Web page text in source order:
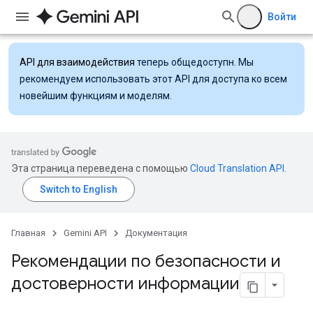
Войти
API для взаимодействия теперь общедоступн. Мы
рекомендуем использовать этот API для доступа ко всем
новейшим функциям и моделям.
Эта страница переведена с помощью Cloud Translation API
Главная Gemini API Документация
Рекомендации по безопасности и
достоверности информации